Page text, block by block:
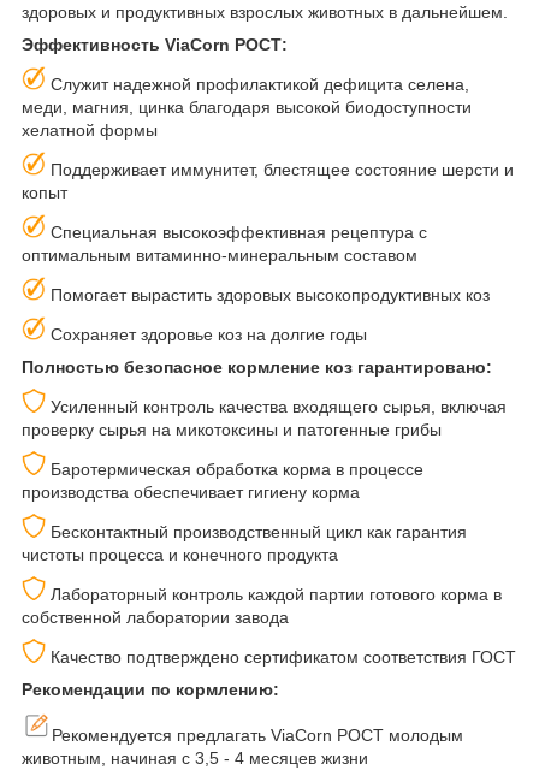
здоровых и продуктивных взрослых животных в дальнейшем.
Эффективность ViaCorn РОСТ:
Служит надежной профилактикой дефицита селена,
меди, магния, цинка благодаря высокой биодоступности
хелатной формы
Поддерживает иммунитет, блестящее состояние шерсти и
копыт
Специальная высокоэффективная рецептура с
оптимальным витаминно-минеральным составом
Помогает вырастить здоровых высокопродуктивных коз
Сохраняет здоровье коз на долгие годы
Полностью безопасное кормление коз гарантировано:
Усиленный контроль качества входящего сырья, включая
проверку сырья на микотоксины и патогенные грибы
Баротермическая обработка корма в процессе
производства обеспечивает гигиену корма
Бесконтактный производственный цикл как гарантия
чистоты процесса и конечного продукта
Лабораторный контроль каждой партии готового корма в
собственной лаборатории завода
Качество подтверждено сертификатом соответствия ГОСТ
Рекомендации по кормлению:
Рекомендуется предлагать ViaCorn РОСТ молодым
животным, начиная с 3,5 - 4 месяцев жизни